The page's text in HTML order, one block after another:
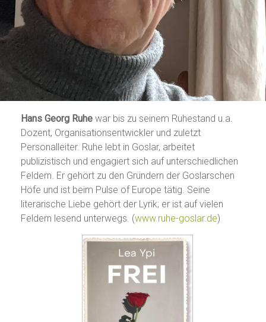
Hans Georg Ruhewar bis zu seinem Ruhestand u.a.
Dozent, Organisationsentwickler und zuletzt
Personalleiter. Ruhe lebt in Goslar, arbeitet
publizistisch und engagiert sich auf unterschiedlichen
Feldern. Er gehört zu den Gründern der Goslarschen
Höfe und ist beim Pulse of Europe tätig. Seine
literarische Liebe gehört der Lyrik; er ist auf vielen
Feldern lesend unterwegs. (www.ruhe-goslar.de)